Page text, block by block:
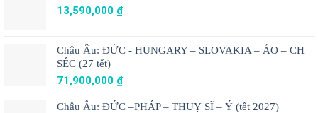
13,590,000 ₫
Châu Âu: ĐỨC - HUNGARY – SLOVAKIA – ÁO – CH
SÉC (27 tết)
71,900,000 ₫
Châu Âu: ĐỨC –PHÁP – THUỴ SĨ – Ý (tết 2027)